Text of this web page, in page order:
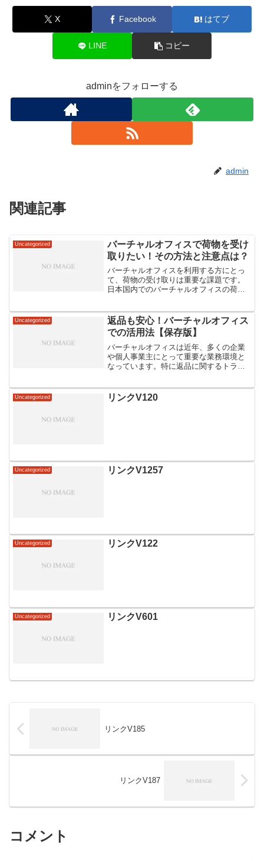
X Facebook はてブ
LINE コピー
adminをフォローする
admin
関連記事
Uncategorized
バーチャルオフィスで荷物を受け
取りたい！その方法と注意点は？
バーチャルオフィスを利用する方にとっ
て、荷物の受け取りは重要な課題です。
日本国内でのバーチャルオフィスの荷物
す。荷物を受け取るための手順や受け取
り可能な物の種類、受け取...
Uncategorized
返品も安心！バーチャルオフィス
での活用法【保存版】
バーチャルオフィスは近年、多くの企業
や個人事業主にとって重要な業務環境と
なっています。特に返品に関するトラブ
事務処理をスムーズに行う方法をご紹介
します。返品処理の効率化...
Uncategorized リンクV120
Uncategorized リンクV1257
Uncategorized リンクV122
Uncategorized リンクV601
リンクV185
リンクV187
コメント